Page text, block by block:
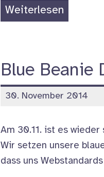
Weiterlesen
Editor“
Blue Beanie
veröffentlicht
30. November 2014
Am 30.11. ist es
Wir setzen unsere
dass uns